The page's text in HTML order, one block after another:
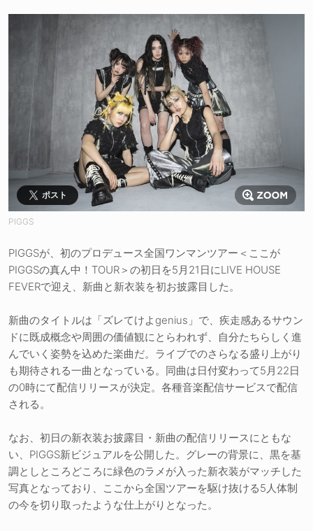
ポスト
PIGGS
PIGGSが、初のプロデュース全国ワンマンツアー＜ここが
PIGGSの真ん中！TOUR＞の初日を5月21日にLIVE HOUSE
FEVERで迎え、新曲と新衣装を初お披露目した。
新曲のタイトルは「ズレてけよgenius」で、疾走感あるサウン
ドに既成概念や周囲の価値観にとらわれず、自分たちらしく進
んでいく姿勢を込めた楽曲だ。ライブでのさらなる盛り上がり
も期待される一曲となっている。同曲は日付変わって5月22日
の0時にて配信リリースが決定。各種音楽配信サービスで配信
される。
なお、初日の新衣装お披露目・新曲の配信リリースにともな
い、PIGGS新ビジュアルを公開した。グレーの背景に、黒を基
調としところどころに緑色のラメが入った新衣装がマッチした
写真となっており、ここから全国ツアーを駆け抜ける5人体制
の今を切り取ったような仕上がりとなった。